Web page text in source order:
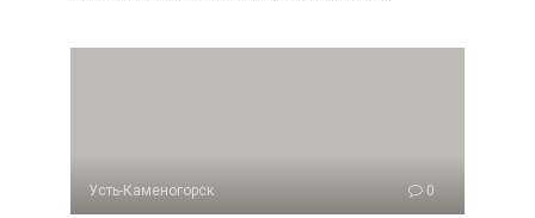
Усть-Каменогорск 0